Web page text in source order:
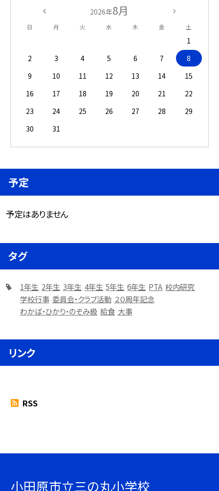
2026年8月
日 月 火 水 木 金 土
1
2
3 4 5 6 7
8
9
10 11 12 13 14
15
16
17 18 19 20 21
22
23
24 25 26 27 28
29
30
31
予定
予定はありません
タグ
1年生 2年生 3年生 4年生 5年生 6年生 PTA 校内研究
学校行事 委員会・クラブ活動 ２０周年記念
わかば・ひかり・のぞみ級 給食 大事
リンク
RSS
小田原市立三の丸小学校